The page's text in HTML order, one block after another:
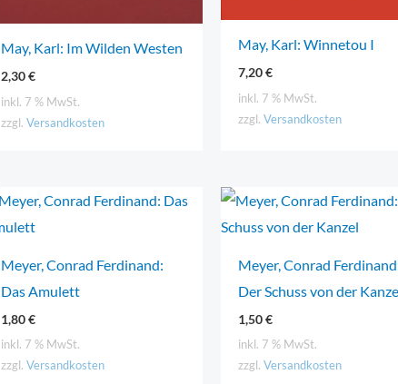
May, Karl: Im Wilden Westen
2,30€
inkl. 7 % MwSt.
zzgl. Versandkosten
May, Karl: Winnetou I
7,20€
inkl. 7 % MwSt.
zzgl. Versandkosten
Meyer, Conrad Ferdinand:
Das Amulett
1,80€
inkl. 7 % MwSt.
zzgl. Versandkosten
Meyer, Conrad
Der Schuss von der
1,50€
inkl. 7 % MwSt.
zzgl. Versandkosten